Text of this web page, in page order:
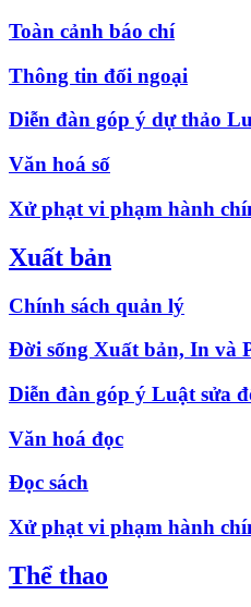
Toàn cảnh báo chí
Thông tin đối ngoại
Diễn đàn góp ý dự thảo
Văn hoá số
Xử phạt vi phạm hành
Xuất bản
Chính sách quản lý
Đời sống Xuất bản, In và
Diễn đàn góp ý Luật sửa
Văn hoá đọc
Đọc sách
Xử phạt vi phạm hành
Thể thao